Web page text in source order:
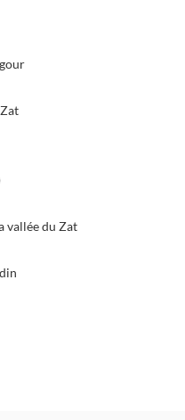
vallée du Zat